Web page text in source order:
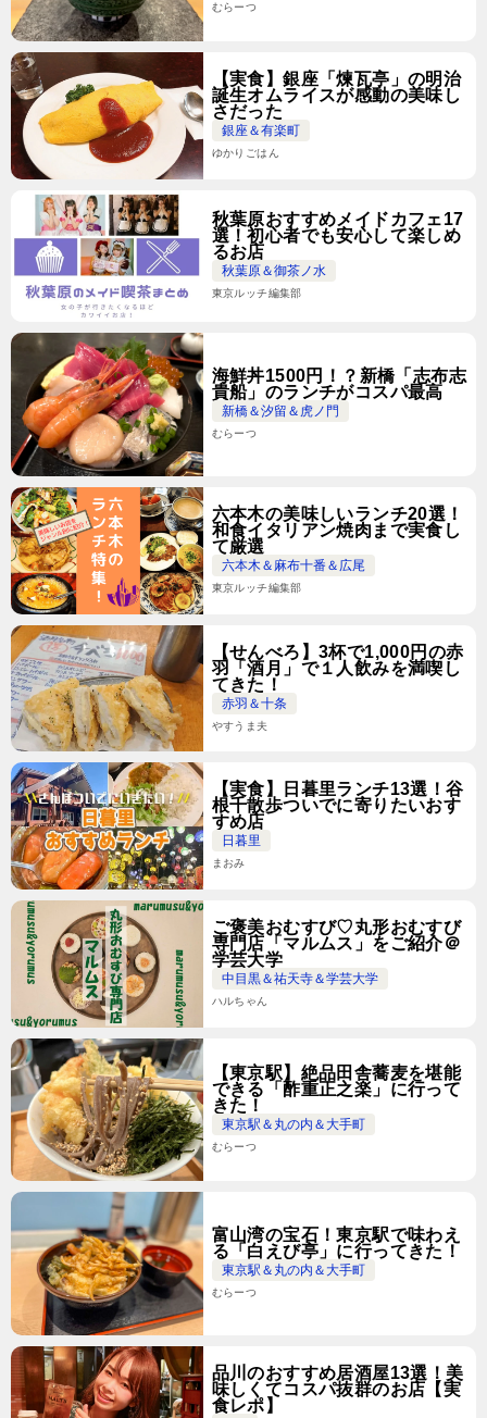
むらーつ
【実食】銀座「煉瓦亭」の明治
誕生オムライスが感動の美味し
さだった
銀座＆有楽町
ゆかりごはん
秋葉原おすすめメイドカフェ17
選！初心者でも安心して楽しめ
るお店
秋葉原＆御茶ノ水
東京ルッチ編集部
海鮮丼1500円！？新橋「志布志
貴船」のランチがコスパ最高
新橋＆汐留＆虎ノ門
むらーつ
六本木の美味しいランチ20選！
和食イタリアン焼肉まで実食し
て厳選
六本木＆麻布十番＆広尾
東京ルッチ編集部
【せんべろ】3杯で1,000円の赤
羽「酒月」で１人飲みを満喫し
てきた！
赤羽＆十条
やすうま夫
【実食】日暮里ランチ13選！谷
根千散歩ついでに寄りたいおす
すめ店
日暮里
まおみ
ご褒美おむすび♡丸形おむすび
専門店「マルムス」をご紹介＠
学芸大学
中目黒＆祐天寺＆学芸大学
ハルちゃん
【東京駅】絶品田舎蕎麦を堪能
できる「酢重正之楽」に行って
きた！
東京駅＆丸の内＆大手町
むらーつ
富山湾の宝石！東京駅で味わえ
る「白えび亭」に行ってきた！
東京駅＆丸の内＆大手町
むらーつ
品川のおすすめ居酒屋13選！美
味しくてコスパ抜群のお店【実
食レポ】